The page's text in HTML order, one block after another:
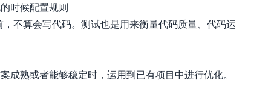
🐟 aqua
时候配置规则
不算会写代码。测试也是用来衡量代码质量、代码运
熟或者能够稳定时，运用到已有项目中进行优化。